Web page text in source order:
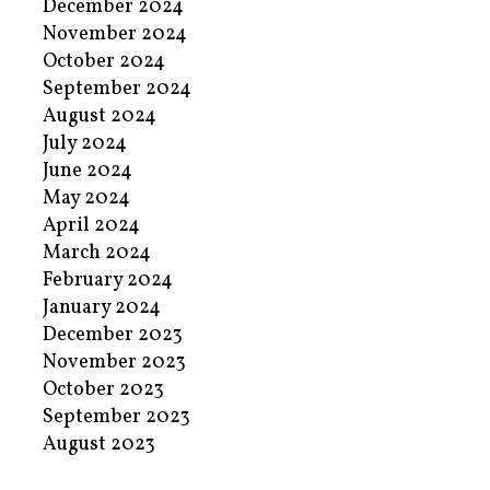
December 2024
November 2024
October 2024
September 2024
August 2024
July 2024
June 2024
May 2024
April 2024
March 2024
February 2024
January 2024
December 2023
November 2023
October 2023
September 2023
August 2023